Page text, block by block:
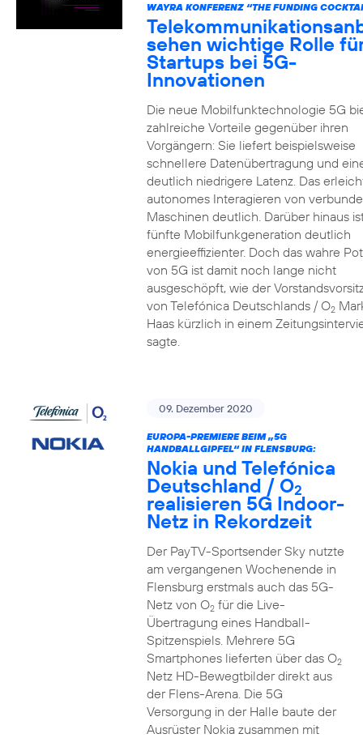
WAYRA KONFERENZ “THE FUNDING
sehen wichtige Rolle
Startups bei 5G-
Innovationen
Die neue Mobilfunktechnologie 5G
zahlreiche Vorteile gegenüber ihren
Vorgängern: Sie liefert beispielsweise
schnellere Datenübertragung und
deutlich niedrigere Latenz. Das
autonomes Interagieren von
Maschinen deutlich. Darüber hinaus
fünfte Mobilfunkgeneration deutlich
energieeffizienter. Doch das wahre
von 5G ist damit noch lange nicht
ausgeschöpft, wie der
von Telefónica Deutschlands / O2
Haas kürzlich in einem
sagte.
09. Dezember 2020
EUROPA-PREMIERE BEIM „5G
HANDBALLGIPFEL“ IN FLENSBURG:
Nokia und Telefónica
Deutschland / O2
realisieren 5G Indoor-
Netz in Rekordzeit
Der PayTV-Sportsender Sky nutzte
am vergangenen Wochenende in
Flensburg erstmals auch das 5G-
Netz von O2für die Live-
Übertragung eines Handball-
Spitzenspiels. Mehrere 5G
Smartphones lieferten über das O2
Netz HD-Bewegtbilder direkt aus
der Flens-Arena. Die 5G
Versorgung in der Halle baute der
Ausrüster Nokia zusammen mit